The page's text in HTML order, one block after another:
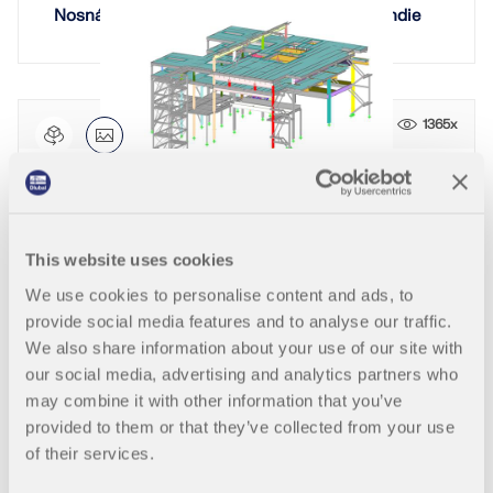
This website uses cookies
We use cookies to personalise content and ads, to
provide social media features and to analyse our traffic.
We also share information about your use of our site with
our social media, advertising and analytics partners who
may combine it with other information that you’ve
provided to them or that they’ve collected from your use
of their services.
RWIND 3
CFD software pro digitální větrné tunely
Dlubal API
Vaše brána do parametrického modelování a
automatizace
Objevte API
ZÍSKEJTE PODPORU
ZÍSKAT BEZPLATNOU LICENCI
SPOJTE SE S PODPOROU
novou úroveň.
PROHLÉDNĚTE SI AKTUÁLNÍ NABÍDKY PRÁCE
Nosná konstrukce kotle ředitelství Neyveli, Indie
1365x
Rozšíření kontinuálního licího zařízení v Indii
Filtrační systém uhelné elektrárny v Medupi, Jižní
Afrika